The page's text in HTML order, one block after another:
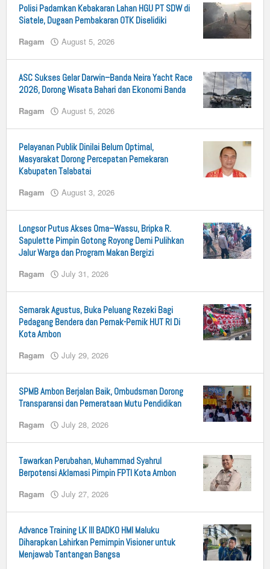
Dan
Kriminal,
2026
Polisi Padamkan Kebakaran Lahan HGU PT SDW di
Siatele, Dugaan Pembakaran OTK Diselidiki
Ragam
August 5, 2026
ASC Sukses Gelar Darwin–Banda Neira Yacht Race
2026, Dorong Wisata Bahari dan Ekonomi Banda
Ragam
August 5, 2026
Pelayanan Publik Dinilai Belum Optimal,
Masyarakat Dorong Percepatan Pemekaran
Kabupaten Talabatai
Ragam
August 3, 2026
Longsor Putus Akses Oma–Wassu, Bripka R.
Sapulette Pimpin Gotong Royong Demi Pulihkan
Jalur Warga dan Program Makan Bergizi
Ragam
July 31, 2026
Semarak Agustus, Buka Peluang Rezeki Bagi
Pedagang Bendera dan Pernak-Pernik HUT RI Di
Kota Ambon
Ragam
July 29, 2026
SPMB Ambon Berjalan Baik, Ombudsman Dorong
Transparansi dan Pemerataan Mutu Pendidikan
Ragam
July 28, 2026
Tawarkan Perubahan, Muhammad Syahrul
Berpotensi Aklamasi Pimpin FPTI Kota Ambon
Ragam
July 27, 2026
Advance Training LK III BADKO HMI Maluku
Diharapkan Lahirkan Pemimpin Visioner untuk
Menjawab Tantangan Bangsa